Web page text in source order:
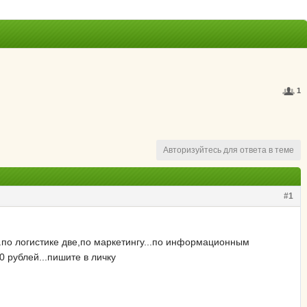
1
Авторизуйтесь для ответа в теме
#1
логистике две,по маркетингу...по информационным
рублей...пишите в личку